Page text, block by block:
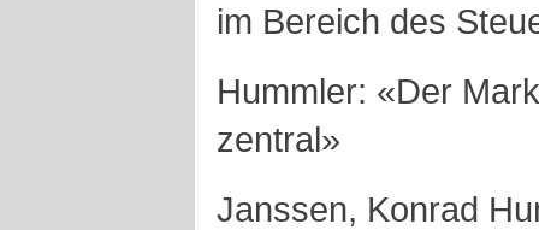
im Bereich des
Hummler: «Der
zentral»
Janssen, Konrad